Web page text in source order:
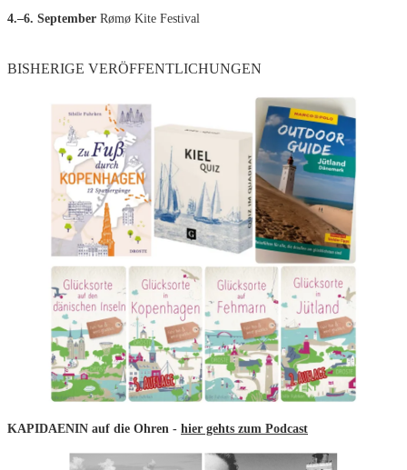
4.–6. September Rømø Kite Festival
BISHERIGE VERÖFFENTLICHUNGEN
KAPIDAENIN auf die Ohren - hier gehts zum Podcast